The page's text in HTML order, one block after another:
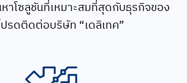
าโซลูชันที่เหมาะสมที่สุดกับธุรกิจของ
ปรดติดต่อบริษัท “เดลิเทค”